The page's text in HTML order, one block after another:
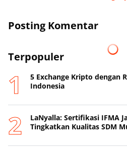
Posting Komentar
Terpopuler
5 Exchange Kripto dengan
Indonesia
LaNyalla: Sertifikasi IFMA
Tingkatkan Kualitas SDM